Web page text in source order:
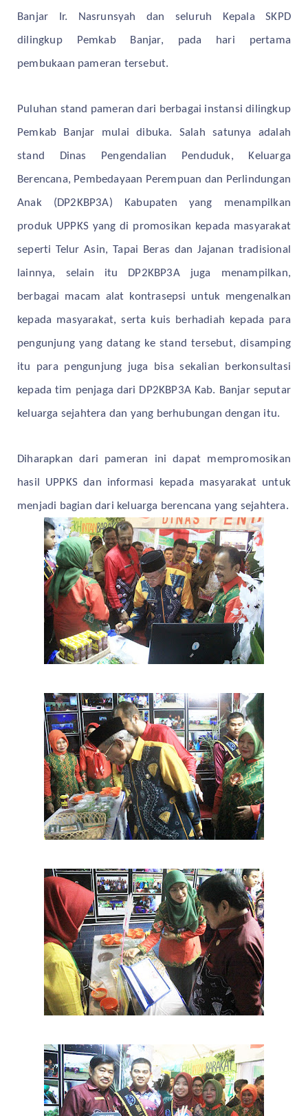
Banjar Ir. Nasrunsyah dan seluruh Kepala SKPD
dilingkup Pemkab Banjar, pada hari pertama
pembukaan pameran tersebut.
Puluhan stand pameran dari berbagai instansi dilingkup
Pemkab Banjar mulai dibuka. Salah satunya adalah
stand Dinas Pengendalian Penduduk, Keluarga
Berencana, Pembedayaan Perempuan dan Perlindungan
Anak (DP2KBP3A) Kabupaten yang menampilkan
produk UPPKS yang di promosikan kepada masyarakat
seperti Telur Asin, Tapai Beras dan Jajanan tradisional
lainnya, selain itu DP2KBP3A juga menampilkan,
berbagai macam alat kontrasepsi untuk mengenalkan
kepada masyarakat, serta kuis berhadiah kepada para
pengunjung yang datang ke stand tersebut, disamping
itu para pengunjung juga bisa sekalian berkonsultasi
kepada tim penjaga dari DP2KBP3A Kab. Banjar seputar
keluarga sejahtera dan yang berhubungan dengan itu.
Diharapkan dari pameran ini dapat mempromosikan
hasil UPPKS dan informasi kepada masyarakat untuk
menjadi bagian dari keluarga berencana yang sejahtera.